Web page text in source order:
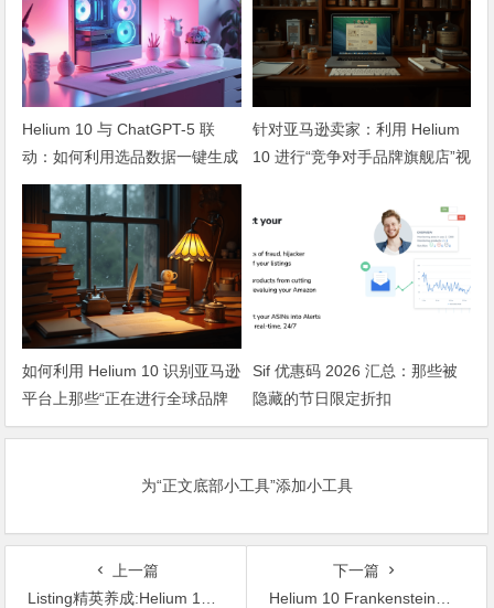
Helium 10 与 ChatGPT-5 联
动：如何利用选品数据一键生成
符合 2027 审美的详情页文案？
针对亚马逊卖家：利用 Helium
10 进行“竞争对手品牌旗舰店”视
如何利用 Helium 10 识别亚马逊
平台上那些“正在进行全球品牌
化转型”的优质中国工厂
Sif 优惠码 2026 汇总：那些被
隐藏的节日限定折扣
为“正文底部小工具”添加小工具
上一篇
Listing精英养成:Helium 10 Scribbles 助您打造亚马逊高转化率产品文案
下一篇
Helium 10 Frankenstein与亚马逊冗余关键词清理实战